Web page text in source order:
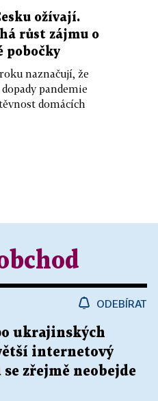
ožívají.
růst zájmu o
pobočky
naznačují, že
pandemie
domácích
ODEBÍRAT
ukrajinských
internetový
zřejmě neobejde